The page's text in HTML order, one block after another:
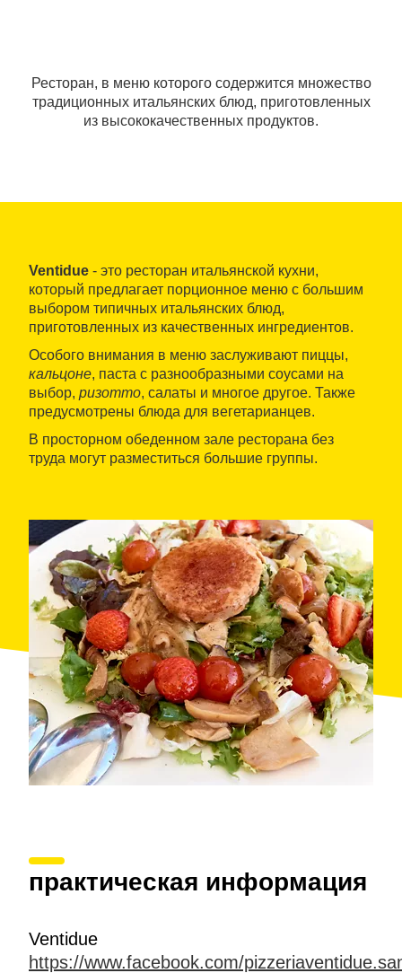
Ресторан, в меню которого содержится множество
традиционных итальянских блюд, приготовленных
из высококачественных продуктов.
Ventidue - это ресторан итальянской кухни,
который предлагает порционное меню с большим
выбором типичных итальянских блюд,
приготовленных из качественных ингредиентов.
Особого внимания в меню заслуживают пиццы,
кальцоне, паста с разнообразными соусами на
выбор, ризотто, салаты и многое другое. Также
предусмотрены блюда для вегетарианцев.
В просторном обеденном зале ресторана без
труда могут разместиться большие группы.
практическая информация
Ventidue
https://www.facebook.com/